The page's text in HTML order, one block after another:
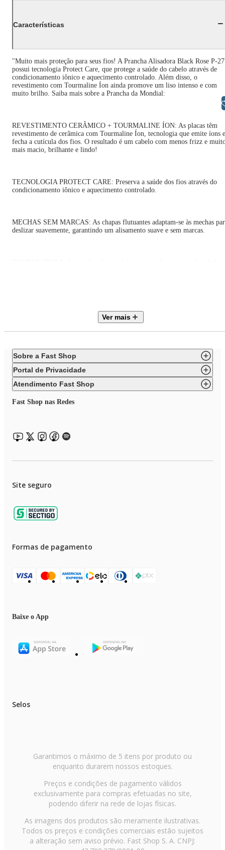
Características
"Muito mais proteção para seus fios! A Prancha Alisadora Black Rose P-27
possui tecnologia Protect Care, que protege a saúde do cabelo através de
condicionamento iônico e aquecimento controlado. Além disso, o
revestimento com Tourmaline Íon ainda promove um liso intenso e com
muito brilho. Saiba mais sobre a Prancha da Mondial:
REVESTIMENTO CERÂMICO + TOURMALINE ÍON: As placas têm
revestimento de cerâmica com Tourmaline Íon, tecnologia que emite íons e
fecha a cutícula dos fios. O resultado é um cabelo com menos frizz e
mais macio, brilhante e lindo!
TECNOLOGIA PROTECT CARE: Preserva a saúde dos fios através do
condicionamento iônico e aquecimento controlado.
MECHAS SEM MARCAS: As chapas flutuantes adaptam-se às mechas
deslizar suavemente, garantindo um alisamento suave e sem marcas.
queimaduras e consegue guardar o item com muito mais facilidade.
CABO GIRATÓRIO 360°: Mais fácil de manusear: o fio da prancha para
cabelos é giratório e não enrola durante o uso."
Ver mais
Sobre a Fast Shop
Portal de Privacidade
Atendimento Fast Shop
Fast Shop nas Redes
Site seguro
Formas de pagamento
Baixe o App
Selos
Garantimos o máximo de 5 itens por produto ou
enquanto durarem nossos estoques.
Preços e condições de pagamento válidos
exclusivamente para compras efetuadas no site,
podendo diferir na rede de lojas físicas.
As imagens dos produtos são meramente ilustrativas.
Todos os preços e condições comerciais estão sujeitos
a alteração sem aviso prévio. Fast Shop S. A. CNPJ: